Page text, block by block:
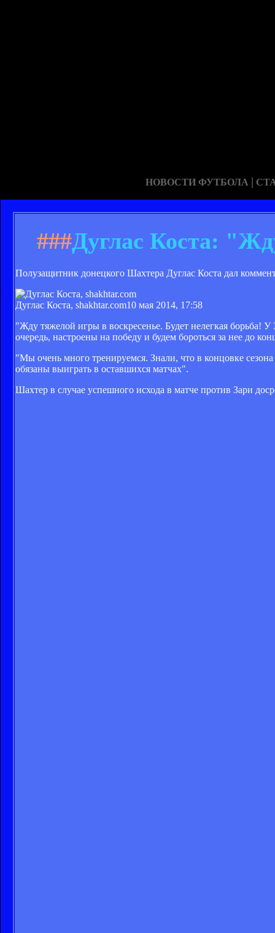
НОВОСТИ ФУТБОЛА |
###Дуглас Коста:
Полузащитник донецкого Шахтера Дуглас Коста дал
Дуглас Коста, shakhtar.com10 мая 2014, 17:58
"Жду тяжелой игры в воскресенье. Будет нелегкая борьба!
очередь, настроены на победу и будем бороться за нее до
"Мы очень много тренируемся. Знали, что в концовке
обязаны выиграть в оставшихся матчах".
Шахтер в случае успешного исхода в матче против Зари